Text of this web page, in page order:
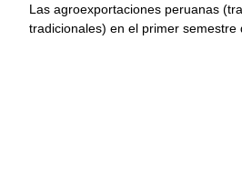
Las agroexportaciones peruanas
tradicionales) en el primer semestre